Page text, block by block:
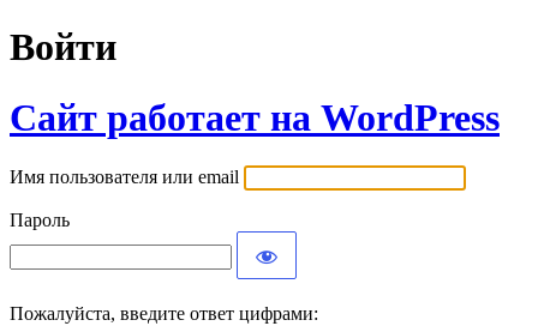
Войти
Сайт работает на WordPress
Имя пользователя или email
Пароль
Пожалуйста, введите ответ цифрами: